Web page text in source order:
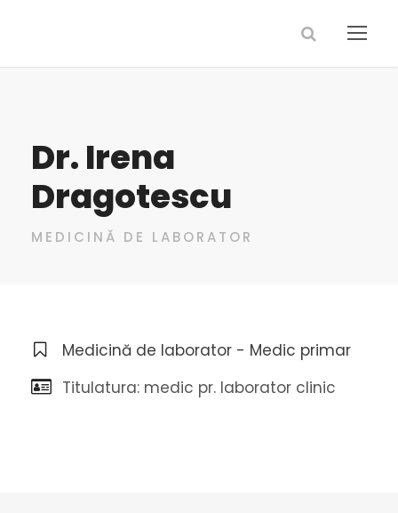
Dr. Irena
Dragotescu
MEDICINĂ DE LABORATOR
Medicină de laborator - Medic primar
Titulatura: medic pr. laborator clinic